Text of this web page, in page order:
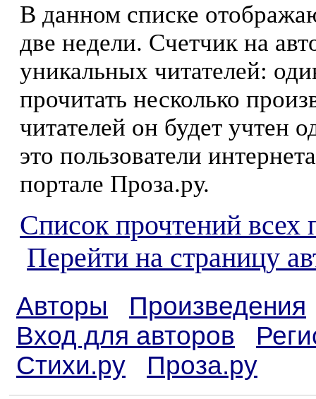
В данном списке
две недели. Счетчик на
уникальных читателей:
прочитать несколько
читателей он будет учтен
это пользователи
портале Проза.ру.
Список прочтений всех
Перейти на страницу
Авторы
Произведения
Вход для авторов
Стихи.ру
Проза.ру